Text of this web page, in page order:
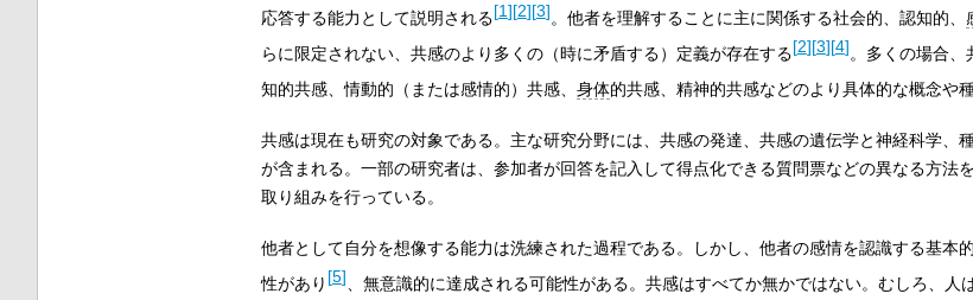
応答する能力として説明される[1][2][3]。他者を理解することに主に関係する社会的、認知的、
らに限定されない、共感のより多くの（時に矛盾する）定義が存在する[2][3][4]。多くの場合、
知的共感、情動的（または感情的）共感、 身体的共感、精神的共感などのより具体的な概念や
共感は現在も研究の対象である。主な研究分野には、共感の発達、共感の遺伝学と神経科学、
が含まれる。一部の研究者は、参加者が回答を記入して得点化できる質問票などの異なる方法
取り組みを行っている。
他者として自分を想像する能力は洗練された過程である。しかし、他者の感情を認識する基本
性があり [5] 、無意識的に達成される可能性がある。共感はすべてか無かではない。むしろ、人